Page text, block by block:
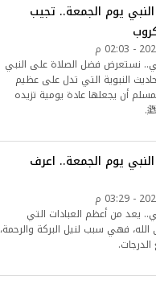
يوم الجمعة.. تجيب
نستعرض فضل الصلاة على النبي
النبوية التي تدل على عظيم
أن يجعلها عادة يومية تزيده
يوم الجمعة.. اعرف
يعد من أعظم العبادات التي
فهي سبب لنيل البركة والرحمة،